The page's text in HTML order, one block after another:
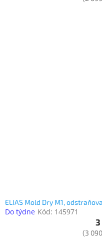
ELIAS Mold Dry M1,
Do týdne Kód: 145971
3
(3